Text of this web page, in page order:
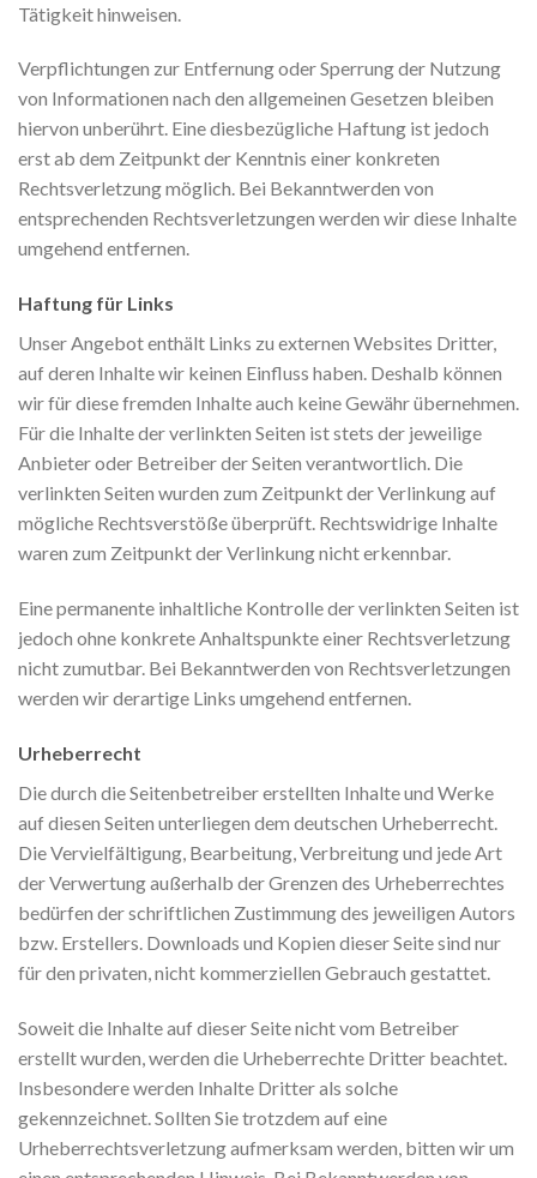
Tätigkeit hinweisen.
Verpflichtungen zur Entfernung oder Sperrung der Nutzung
von Informationen nach den allgemeinen Gesetzen bleiben
hiervon unberührt. Eine diesbezügliche Haftung ist jedoch
erst ab dem Zeitpunkt der Kenntnis einer konkreten
Rechtsverletzung möglich. Bei Bekanntwerden von
entsprechenden Rechtsverletzungen werden wir diese Inhalte
umgehend entfernen.
Haftung für Links
Unser Angebot enthält Links zu externen Websites Dritter,
auf deren Inhalte wir keinen Einfluss haben. Deshalb können
wir für diese fremden Inhalte auch keine Gewähr übernehmen.
Für die Inhalte der verlinkten Seiten ist stets der jeweilige
Anbieter oder Betreiber der Seiten verantwortlich. Die
verlinkten Seiten wurden zum Zeitpunkt der Verlinkung auf
mögliche Rechtsverstöße überprüft. Rechtswidrige Inhalte
waren zum Zeitpunkt der Verlinkung nicht erkennbar.
Eine permanente inhaltliche Kontrolle der verlinkten Seiten ist
jedoch ohne konkrete Anhaltspunkte einer Rechtsverletzung
nicht zumutbar. Bei Bekanntwerden von Rechtsverletzungen
werden wir derartige Links umgehend entfernen.
Urheberrecht
Die durch die Seitenbetreiber erstellten Inhalte und Werke
auf diesen Seiten unterliegen dem deutschen Urheberrecht.
Die Vervielfältigung, Bearbeitung, Verbreitung und jede Art
der Verwertung außerhalb der Grenzen des Urheberrechtes
bedürfen der schriftlichen Zustimmung des jeweiligen Autors
bzw. Erstellers. Downloads und Kopien dieser Seite sind nur
für den privaten, nicht kommerziellen Gebrauch gestattet.
Soweit die Inhalte auf dieser Seite nicht vom Betreiber
erstellt wurden, werden die Urheberrechte Dritter beachtet.
Insbesondere werden Inhalte Dritter als solche
gekennzeichnet. Sollten Sie trotzdem auf eine
Urheberrechtsverletzung aufmerksam werden, bitten wir um